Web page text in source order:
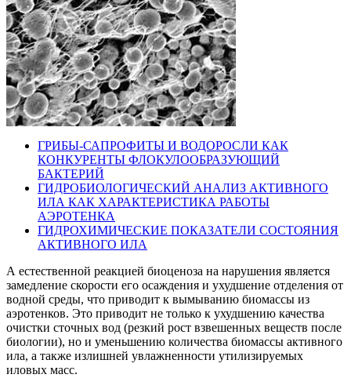
ГРИБЫ-САПРОФИТЫ И ВОДОРОСЛИ КАК
КОНКУРЕНТЫ ФЛОКУЛООБРАЗУЮЩИЙ
БАКТЕРИЙ
ГИДРОБИОЛОГИЧЕСКИЙ АНАЛИЗ АКТИВНОГО
ИЛА КАК ХАРАКТЕРИСТИКА РАБОТЫ
АЭРОТЕНКА
ГИДРОХИМИЧЕСКИЕ ПОКАЗАТЕЛИ СОСТОЯНИЯ
АКТИВНОГО ИЛА
А естественной реакцией биоценоза на нарушения является
замедление скорости его осаждения и ухудшение отделения от
водной среды, что приводит к вымыванию биомассы из
аэротенков. Это приводит не только к ухудшению качества
очистки сточных вод (резкий рост взвешенных веществ после
биологии), но и уменьшению количества биомассы активного
ила, а также излишней увлажненности утилизируемых
иловых масс.